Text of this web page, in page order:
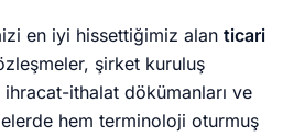
en iyi hissettiğimiz alan ticari
şirket kuruluş
ithalat dökümanları ve
hem terminoloji oturmuş